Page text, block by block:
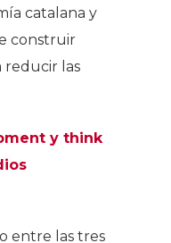
catalana y
construir
reducir las
y think
entre las tres